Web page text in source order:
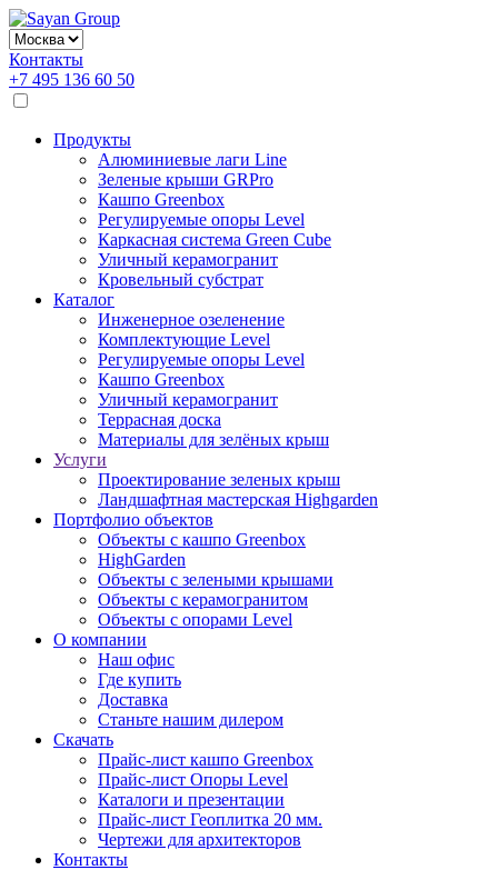
Контакты
+7 495 136 60 50
Продукты
Алюминиевые лаги Line
Зеленые крыши GRPro
Кашпо Greenbox
Регулируемые опоры Level
Каркасная система Green Cube
Уличный керамогранит
Кровельный субстрат
Каталог
Инженерное озеленение
Комплектующие Level
Регулируемые опоры Level
Кашпо Greenbox
Уличный керамогранит
Террасная доска
Материалы для зелёных крыш
Услуги
Проектирование зеленых крыш
Ландшафтная мастерская Highgarden
Портфолио объектов
Объекты с кашпо Greenbox
HighGarden
Объекты с зелеными крышами
Объекты с керамогранитом
Объекты с опорами Level
О компании
Наш офис
Где купить
Доставка
Станьте нашим дилером
Скачать
Прайс-лист кашпо Greenbox
Прайс-лист Опоры Level
Каталоги и презентации
Прайс-лист Геоплитка 20 мм.
Чертежи для архитекторов
Контакты